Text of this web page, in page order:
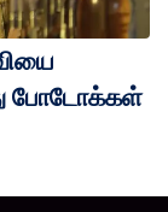
போடோக்கள்